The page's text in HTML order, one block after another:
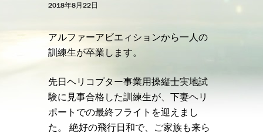
2018年8月22日
アルファーアビエィションから一人の
訓練生が卒業します。
先日ヘリコプター事業用操縦士実地試
験に見事合格した訓練生が、下妻ヘリ
ポートでの最終フライトを迎えまし
た。 絶好の飛行日和で、ご家族も来ら